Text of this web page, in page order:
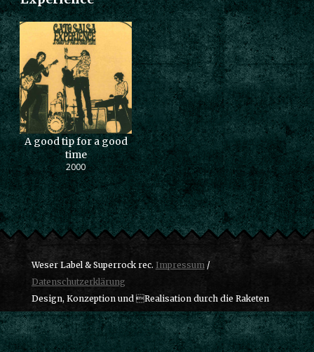
A good tip for a good
time
2000
Weser Label & Superrock rec. Impressum/
Datenschutzerklärung
Design, Konzeption und Realisation durch die Raketen